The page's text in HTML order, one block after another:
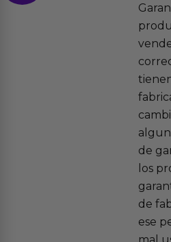
de
los
de
ese
mal